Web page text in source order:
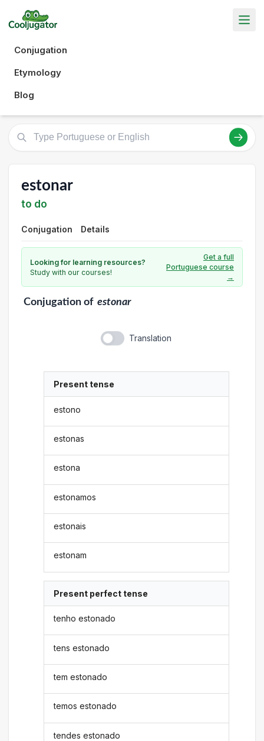
Conjugation
Etymology
Blog
estonar
to do
Conjugation Details
Looking for learning resources?
Study with our courses!
Get a full
Portuguese course
→
Conjugationof estonar
Translation
Present tense
estono
estonas
estona
estonamos
estonais
estonam
Present perfect tense
tenho estonado
tens estonado
tem estonado
temos estonado
tendes estonado